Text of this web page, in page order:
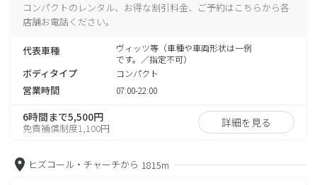
コンパクトのレンタル、お得な割引料金、ご予約はこちらから各
店舗お電話ください。
代表車種
ヴィッツ等（車種や車両形状は一例
です。／指定不可）
ボディタイプ コンパクト
営業時間 07:00-22:00
6時間まで5,500円
免責補償制度1,100円 詳細を見る
ヒズコール・チャーチから 1815m